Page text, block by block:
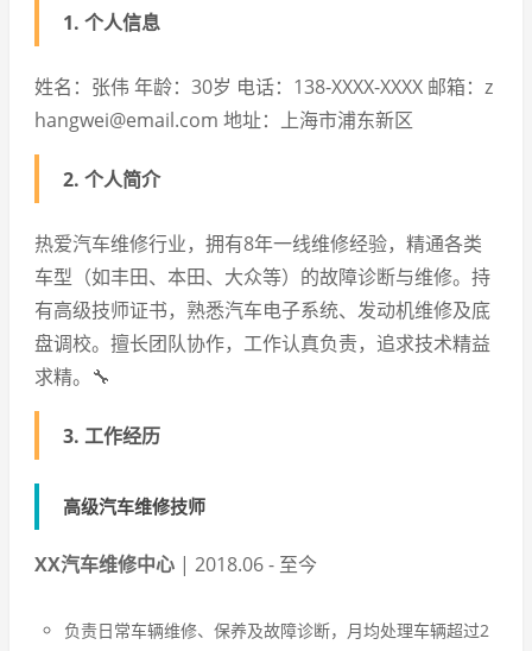
1. 个人信息
姓名：张伟 年龄：30岁 电话：138-XXXX-XXXX 邮箱：z
hangwei@email.com 地址：上海市浦东新区
2. 个人简介
热爱汽车维修行业，拥有8年一线维修经验，精通各类
车型（如丰田、本田、大众等）的故障诊断与维修。持
有高级技师证书，熟悉汽车电子系统、发动机维修及底
盘调校。擅长团队协作，工作认真负责，追求技术精益
求精。🔧
3. 工作经历
高级汽车维修技师
XX汽车维修中心 | 2018.06 - 至今
负责日常车辆维修、保养及故障诊断，月均处理车辆超过2